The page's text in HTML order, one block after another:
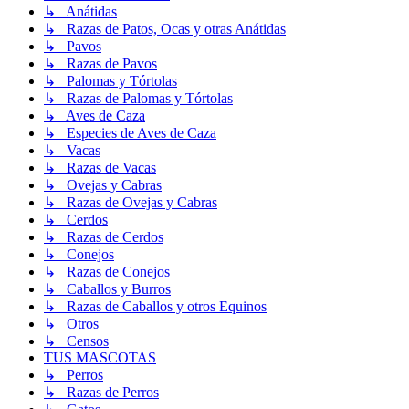
↳ Anátidas
↳ Razas de Patos, Ocas y otras Anátidas
↳ Pavos
↳ Razas de Pavos
↳ Palomas y Tórtolas
↳ Razas de Palomas y Tórtolas
↳ Aves de Caza
↳ Especies de Aves de Caza
↳ Vacas
↳ Razas de Vacas
↳ Ovejas y Cabras
↳ Razas de Ovejas y Cabras
↳ Cerdos
↳ Razas de Cerdos
↳ Conejos
↳ Razas de Conejos
↳ Caballos y Burros
↳ Razas de Caballos y otros Equinos
↳ Otros
↳ Censos
TUS MASCOTAS
↳ Perros
↳ Razas de Perros